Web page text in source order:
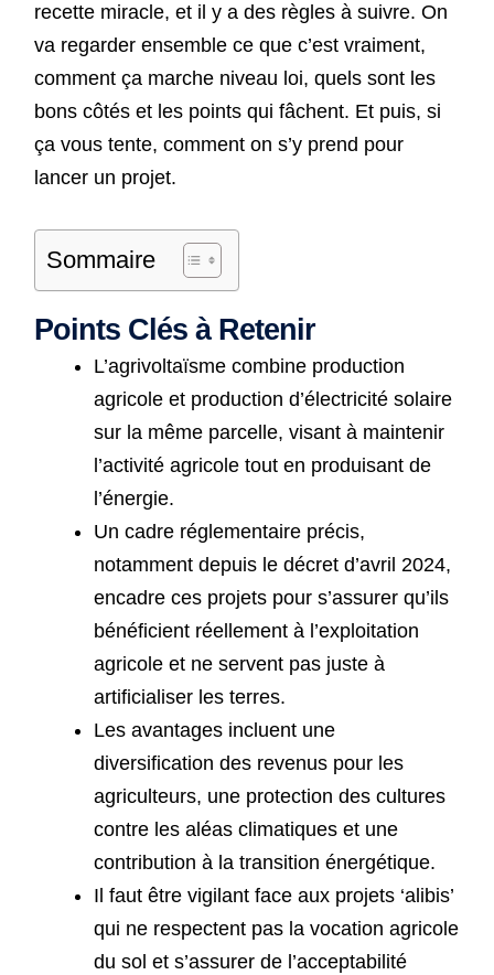
recette miracle, et il y a des règles à suivre. On
va regarder ensemble ce que c’est vraiment,
comment ça marche niveau loi, quels sont les
bons côtés et les points qui fâchent. Et puis, si
ça vous tente, comment on s’y prend pour
lancer un projet.
Sommaire
Points Clés à Retenir
L’agrivoltaïsme combine production
agricole et production d’électricité solaire
sur la même parcelle, visant à maintenir
l’activité agricole tout en produisant de
l’énergie.
Un cadre réglementaire précis,
notamment depuis le décret d’avril 2024,
encadre ces projets pour s’assurer qu’ils
bénéficient réellement à l’exploitation
agricole et ne servent pas juste à
artificialiser les terres.
Les avantages incluent une
diversification des revenus pour les
agriculteurs, une protection des cultures
contre les aléas climatiques et une
contribution à la transition énergétique.
Il faut être vigilant face aux projets ‘alibis’
qui ne respectent pas la vocation agricole
du sol et s’assurer de l’acceptabilité